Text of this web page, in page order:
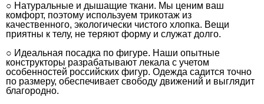
○ Натуральные и дышащие ткани. Мы ценим ваш
комфорт, поэтому используем трикотаж из
качественного, экологически чистого хлопка. Вещи
приятны к телу, не теряют форму и служат долго.
○ Идеальная посадка по фигуре. Наши опытные
конструкторы разрабатывают лекала с учетом
особенностей российских фигур. Одежда садится точно
по размеру, обеспечивает свободу движений и выглядит
благородно.